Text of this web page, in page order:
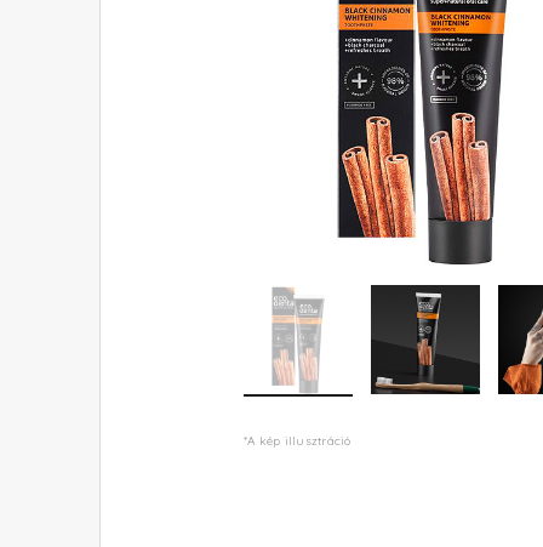
*A kép illusztráció